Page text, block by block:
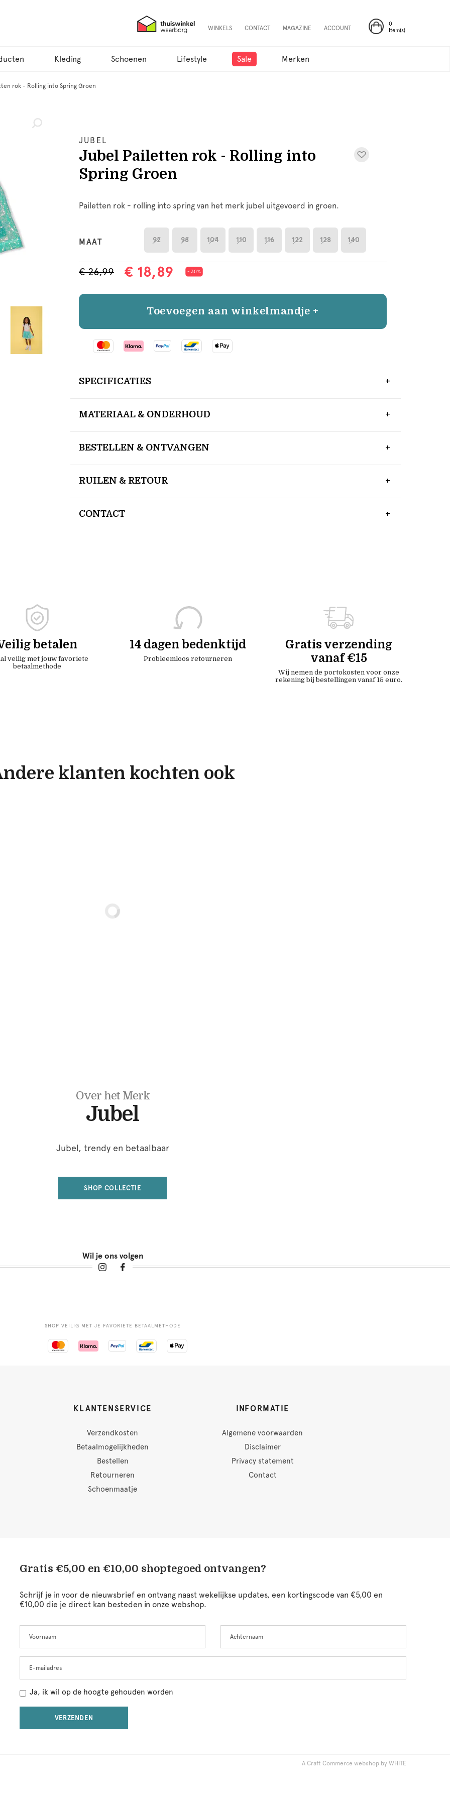
0
Item(s)
WINKELS CONTACT MAGAZINE ACCOUNT
Kleding Schoenen Lifestyle Sale Merken
rok - Rolling into Spring Groen
JUBEL
Jubel Pailetten rok - Rolling into
Spring Groen
Pailetten rok - rolling into spring van het merk jubel uitgevoerd in groen.
MAAT 92 98 104 110 116 122 128 140
€ 26,99 € 18,89 - 30%
Toevoegen aan winkelmandje +
SPECIFICATIES
MATERIAAL & ONDERHOUD
BESTELLEN & ONTVANGEN
RUILEN & RETOUR
CONTACT
betalen
veilig met jouw favoriete
betaalmethode
14 dagen bedenktijd
Probleemloos retourneren
Gratis verzending
vanaf €15
Wij nemen de portokosten voor onze
rekening bij bestellingen vanaf 15 euro.
klanten kochten ook
Over het Merk
Jubel
Jubel, trendy en betaalbaar
SHOP COLLECTIE
Wil je ons volgen
SHOP VEILIG MET JE FAVORIETE BETAALMETHODE
KLANTENSERVICE
Verzendkosten
Betaalmogelijkheden
Bestellen
Retourneren
Schoenmaatje
INFORMATIE
Algemene voorwaarden
Disclaimer
Privacy statement
Contact
Gratis €5,00 en €10,00 shoptegoed ontvangen?
Schrijf je in voor de nieuwsbrief en ontvang naast wekelijkse updates, een kortingscode van €5,00 en
€10,00 die je direct kan besteden in onze webshop.
this
field
blank
Ja, ik wil op de hoogte gehouden worden
VERZENDEN
A Craft Commerce webshop by WHITE